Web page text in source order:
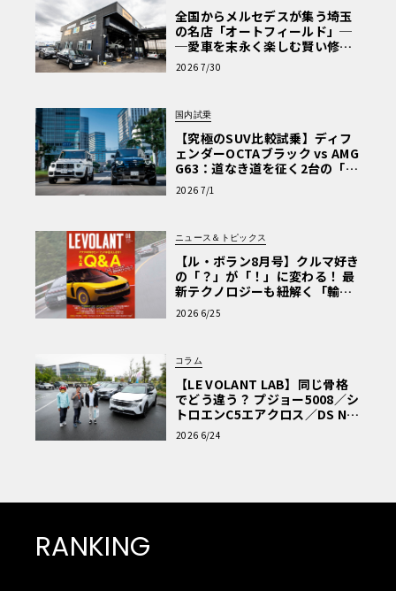
全国からメルセデスが集う埼玉
の名店「オートフィールド」─
─愛車を末永く楽しむ賢い修理
術と、プロがフックス製オイル
を選ぶ理由〈PR〉
2026 7/30
国内試乗
【究極のSUV比較試乗】ディフ
ェンダーOCTAブラック vs AMG
G63：道なき道を征く2台の「対
極的アプローチ」
2026 7/1
ニュース＆トピックス
【ル・ボラン8月号】クルマ好き
の「？」が「！」に変わる！ 最
新テクノロジーも紐解く「輸入
車Q&A」
2026 6/25
コラム
【LE VOLANT LAB】同じ骨格
でどう違う？ プジョー5008／シ
トロエンC5エアクロス／DS Nº4
読者一気乗りレポート
2026 6/24
RANKING